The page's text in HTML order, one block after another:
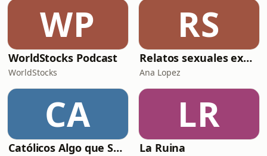
WP
WorldStocks Podcast
WorldStocks
RS
Relatos sexuales explícitos
Ana Lopez
CA
Católicos Algo que Saber
LR
La Ruina